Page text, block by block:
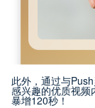
此外，通过与
感兴趣的优质视频
暴增120秒！